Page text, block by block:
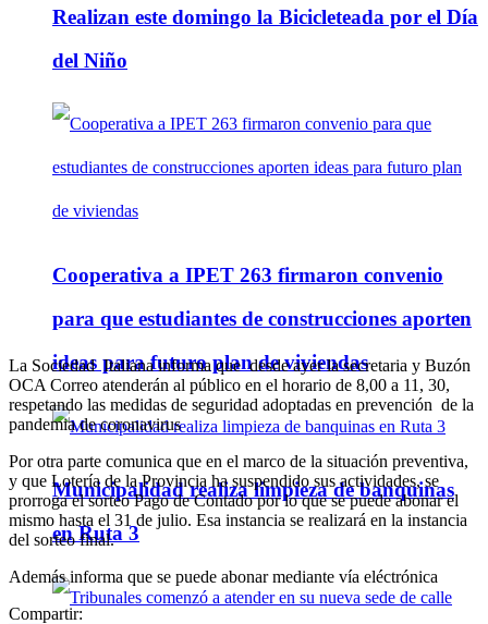
Realizan este domingo la Bicicleteada por el Día
del Niño
Cooperativa a IPET 263 firmaron convenio
para que estudiantes de construcciones aporten
ideas para futuro plan de viviendas
Municipalidad realiza limpieza de banquinas
en Ruta 3
La Sociedad Italiana informa que desde ayer la secretaria y Buzón
OCA Correo atenderán al público en el horario de 8,00 a 11, 30,
respetando las medidas de seguridad adoptadas en prevención de la
pandemia de coronavirus
Por otra parte comunica que en el marco de la situación preventiva,
y que Lotería de la Provincia ha suspendido sus actividades, se
prorroga el sorteo Pago de Contado por lo que se puede abonar el
mismo hasta el 31 de julio. Esa instancia se realizará en la instancia
del sorteo final.
Además informa que se puede abonar mediante vía eléctrónica
Compartir: